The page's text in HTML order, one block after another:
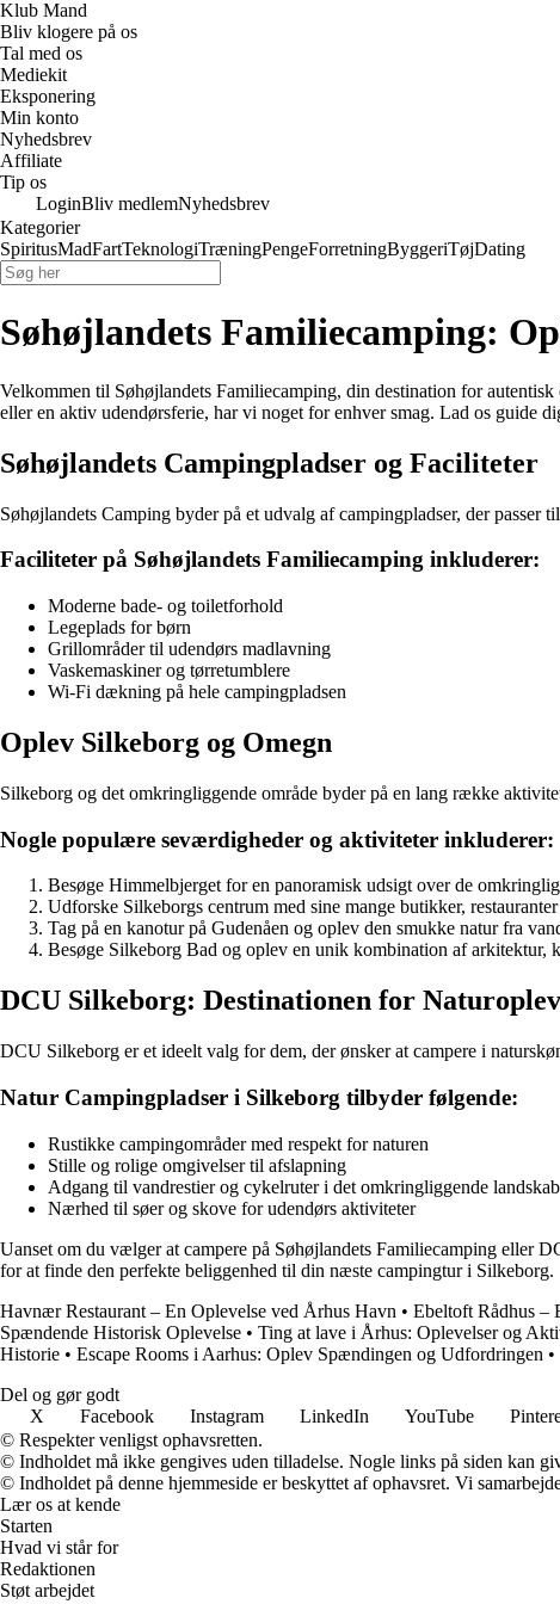
Klub Mand
Bliv klogere på os
Tal med os
Mediekit
Eksponering
Min konto
Nyhedsbrev
Affiliate
Tip os
LoginBliv medlemNyhedsbrev
Kategorier
SpiritusMadFartTeknologiTræningPengeForretningByggeriTøjDating
Søhøjlandets Familiecamping:
Velkommen til Søhøjlandets Familiecamping, din destination for
eller en aktiv udendørsferie, har vi noget for enhver smag. Lad os guide
Søhøjlandets Campingpladser og Faciliteter
Søhøjlandets Camping byder på et udvalg af campingpladser, der
Faciliteter på Søhøjlandets Familiecamping inkluderer:
Moderne bade- og toiletforhold
Legeplads for børn
Grillområder til udendørs madlavning
Vaskemaskiner og tørretumblere
Wi-Fi dækning på hele campingpladsen
Oplev Silkeborg og Omegn
Silkeborg og det omkringliggende område byder på en lang række
Nogle populære seværdigheder og aktiviteter inkluderer:
Besøge Himmelbjerget for en panoramisk udsigt over de
Udforske Silkeborgs centrum med sine mange butikker,
Tag på en kanotur på Gudenåen og oplev den smukke natur fra
Besøge Silkeborg Bad og oplev en unik kombination af arkitektur,
DCU Silkeborg: Destinationen for
DCU Silkeborg er et ideelt valg for dem, der ønsker at campere i
Natur Campingpladser i Silkeborg tilbyder følgende:
Rustikke campingområder med respekt for naturen
Stille og rolige omgivelser til afslapning
Adgang til vandrestier og cykelruter i det omkringliggende landskab
Nærhed til søer og skove for udendørs aktiviteter
Uanset om du vælger at campere på Søhøjlandets Familiecamping eller
for at finde den perfekte beliggenhed til din næste campingtur i Silkeborg.
Havnær Restaurant – En Oplevelse ved Århus Havn • Ebeltoft Rådhus –
Spændende Historisk Oplevelse • Ting at lave i Århus: Oplevelser og
Historie • Escape Rooms i Aarhus: Oplev Spændingen og Udfordringen •
Del og gør godt
X
Facebook Instagram LinkedIn YouTube
© Respekter venligst ophavsretten.
© Indholdet må ikke gengives uden tilladelse. Nogle links på siden kan
© Indholdet på denne hjemmeside er beskyttet af ophavsret. Vi
Lær os at kende
Starten
Hvad vi står for
Redaktionen
Støt arbejdet